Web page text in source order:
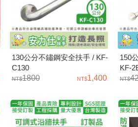
130公分不鏽鋼安全扶手 / KF-
C130
1800
1,400
150
KF-